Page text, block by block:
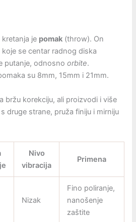
je pomak (throw). On
se centar radnog diska
putanje, odnosnoorbite.
su 8mm, 15mm i 21mm.
bržu korekciju, ali proizvodi i više
druge strane, pruža finiju i mirniju
Nivo
vibracija
Primena
Nizak
Fino poliranje,
nanošenje
zaštite